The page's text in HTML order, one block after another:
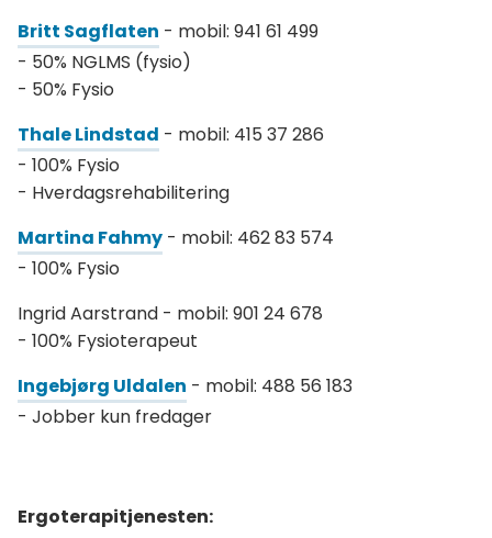
Britt Sagflaten - mobil: 941 61 499
- 50% NGLMS (fysio)
- 50% Fysio
Thale Lindstad - mobil: 415 37 286
- 100% Fysio
- Hverdagsrehabilitering
Martina Fahmy - mobil: 462 83 574
- 100% Fysio
Ingrid Aarstrand - mobil: 901 24 678
- 100% Fysioterapeut
Ingebjørg Uldalen - mobil: 488 56 183
- Jobber kun fredager
Ergoterapitjenesten: